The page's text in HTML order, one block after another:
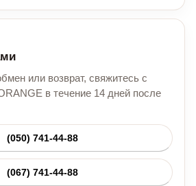
или возврат, свяжитесь с
в течение 14 дней после
(050) 741-44-88
(067) 741-44-88